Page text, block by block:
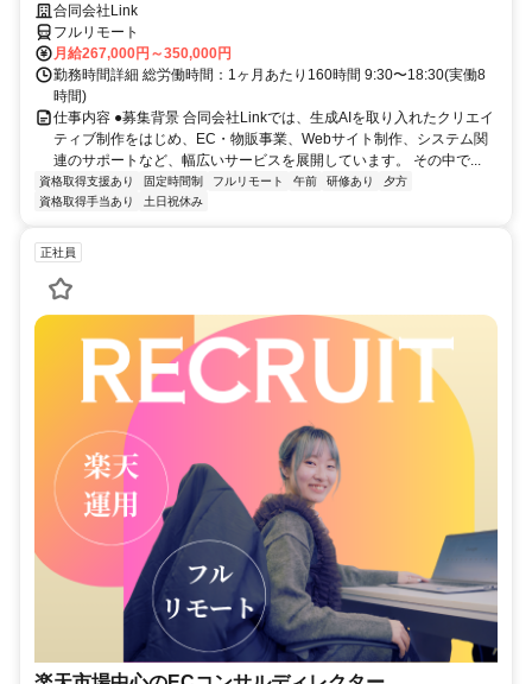
合同会社Link
フルリモート
月給267,000円～350,000円
勤務時間詳細 総労働時間：1ヶ月あたり160時間 9:30〜18:30(実働8
時間)
仕事内容 ●募集背景 合同会社Linkでは、生成AIを取り入れたクリエイ
ティブ制作をはじめ、EC・物販事業、Webサイト制作、システム関
連のサポートなど、幅広いサービスを展開しています。 その中で...
資格取得支援あり 固定時間制 フルリモート 午前 研修あり
夕方
資格取得手当あり
土日祝休み
正社員